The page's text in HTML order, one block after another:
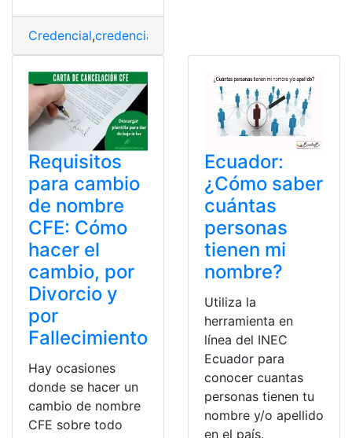
Credencial,credencial de ine
Requisitos
para cambio
de nombre
CFE: Cómo
hacer el
cambio, por
Divorcio y
por
Fallecimiento
Hay ocasiones
donde se hacer un
cambio de nombre
CFE sobre todo
Ecuador:
¿Cómo saber
cuántas
personas
tienen mi
nombre?
Utiliza la
herramienta en
línea del INEC
Ecuador para
conocer cuantas
personas tienen tu
nombre y/o apellido
en el país.